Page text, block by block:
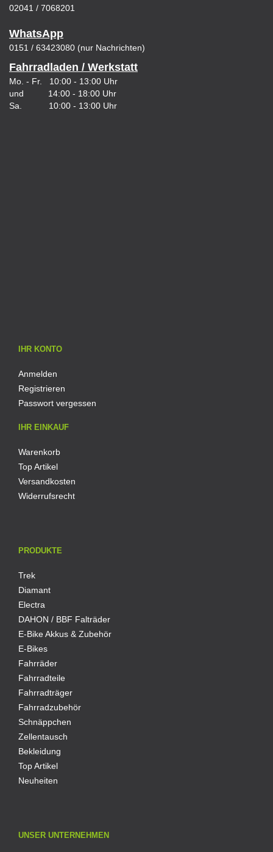
02041 / 7068201
WhatsApp
0151 / 63423080 (nur Nachrichten)
Fahrradladen / Werkstatt
Mo. - Fr. 10:00 - 13:00 Uhr
und 14:00 - 18:00 Uhr
Sa. 10:00 - 13:00 Uhr
IHR KONTO
Anmelden
Registrieren
Passwort vergessen
IHR EINKAUF
Warenkorb
Top Artikel
Versandkosten
Widerrufsrecht
PRODUKTE
Trek
Diamant
Electra
DAHON / BBF Falträder
E-Bike Akkus & Zubehör
E-Bikes
Fahrräder
Fahrradteile
Fahrradträger
Fahrradzubehör
Schnäppchen
Zellentausch
Bekleidung
Top Artikel
Neuheiten
UNSER UNTERNEHMEN